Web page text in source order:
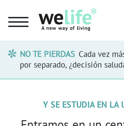
NO TE PIERDAS Cada vez
por separado, ¿decisión
Y SE ESTUDIA EN LA